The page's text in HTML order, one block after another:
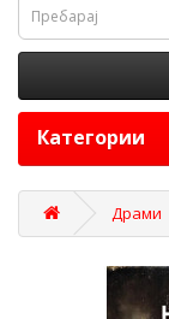
Категории
Драми